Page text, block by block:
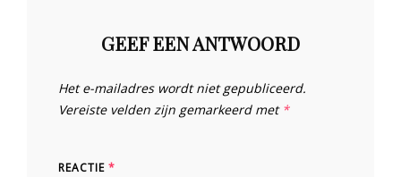
GEEF EEN ANTWOORD
Het e-mailadres wordt niet gepubliceerd.
Vereiste velden zijn gemarkeerd met *
REACTIE *